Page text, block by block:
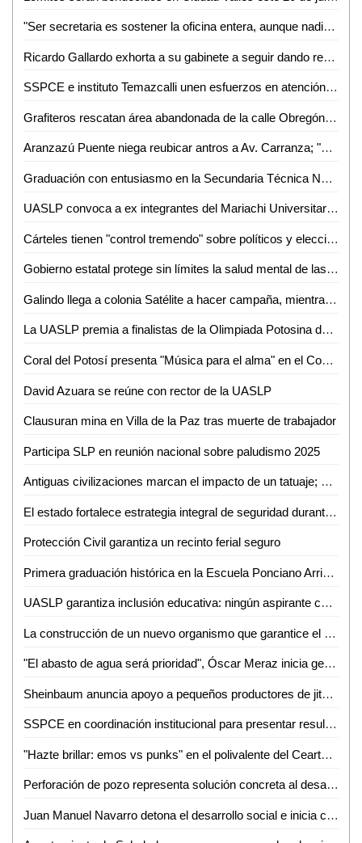
"Ser secretaria es sostener la oficina entera, aunque nadie lo vea": Joselyn Rodríguez
Ricardo Gallardo exhorta a su gabinete a seguir dando resultados
SSPCE e instituto Temazcalli unen esfuerzos en atención a adolescentes en conflicto con la ley
Grafiteros rescatan área abandonada de la calle Obregón y Negrete en Ciudad Valles
Aranzazú Puente niega reubicar antros a Av. Carranza; "podría empeorar el problema"
Graduación con entusiasmo en la Secundaria Técnica No. 33 de Plazuela en Rioverde
UASLP convoca a ex integrantes del Mariachi Universitario para celebrar su décimo aniversario
Cárteles tienen "control tremendo" sobre políticos y elecciones en México: Trump
Gobierno estatal protege sin límites la salud mental de las familias
Galindo llega a colonia Satélite a hacer campaña, mientras vecinos lidian con fugas y baches
La UASLP premia a finalistas de la Olimpiada Potosina de Informática 2025
Coral del Potosí presenta "Música para el alma" en el Cossío
David Azuara se reúne con rector de la UASLP
Clausuran mina en Villa de la Paz tras muerte de trabajador
Participa SLP en reunión nacional sobre paludismo 2025
Antiguas civilizaciones marcan el impacto de un tatuaje; símbolo de jerarquía y estatus: Aldo Mar
El estado fortalece estrategia integral de seguridad durante vacaciones
Protección Civil garantiza un recinto ferial seguro
Primera graduación histórica en la Escuela Ponciano Arriaga
UASLP garantiza inclusión educativa: ningún aspirante con admisión quedará fuera por razones económicas
La construcción de un nuevo organismo que garantice el acceso a la transparencia y la información está en marcha: Dip. Carlos Arreola Mallol
"El abasto de agua será prioridad", Óscar Meraz inicia gestión al frente de DAPAS
Sheinbaum anuncia apoyo a pequeños productores de jitomate tras arancel en EE.UU.
SSPCE en coordinación institucional para presentar resultados en el cuarto informe de gobierno
"Hazte brillar: emos vs punks" en el polivalente del CeartSLP
Perforación de pozo representa solución concreta al desabasto de agua, reconocen soledenses
Juan Manuel Navarro detona el desarrollo social e inicia construcción de alberca olímpica en Soledad